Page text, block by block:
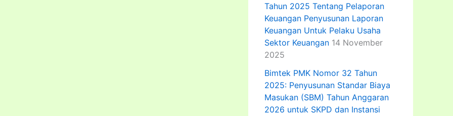
Tahun 2025 Tentang Pelaporan
Keuangan Penyusunan Laporan
Keuangan Untuk Pelaku Usaha
Sektor Keuangan 14 November
2025
Bimtek PMK Nomor 32 Tahun
2025: Penyusunan Standar Biaya
Masukan (SBM) Tahun Anggaran
2026 untuk SKPD dan Instansi